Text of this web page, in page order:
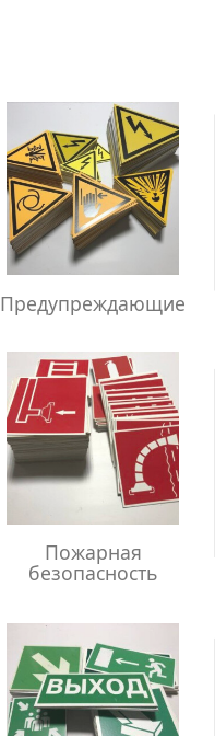
Предупреждающие
Пожарная
безопасность